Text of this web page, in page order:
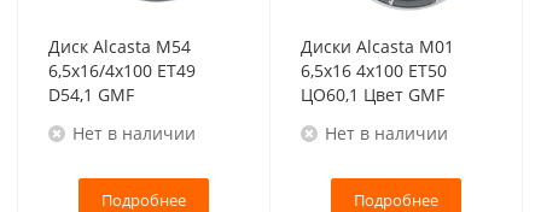
Диск Alcasta M54
6,5x16/4x100 ET49
D54,1 GMF
Нет в наличии
Подробнее
Диски Alcasta M01
6,5x16 4x100 ET50
ЦО60,1 Цвет GMF
Нет в наличии
Подробнее